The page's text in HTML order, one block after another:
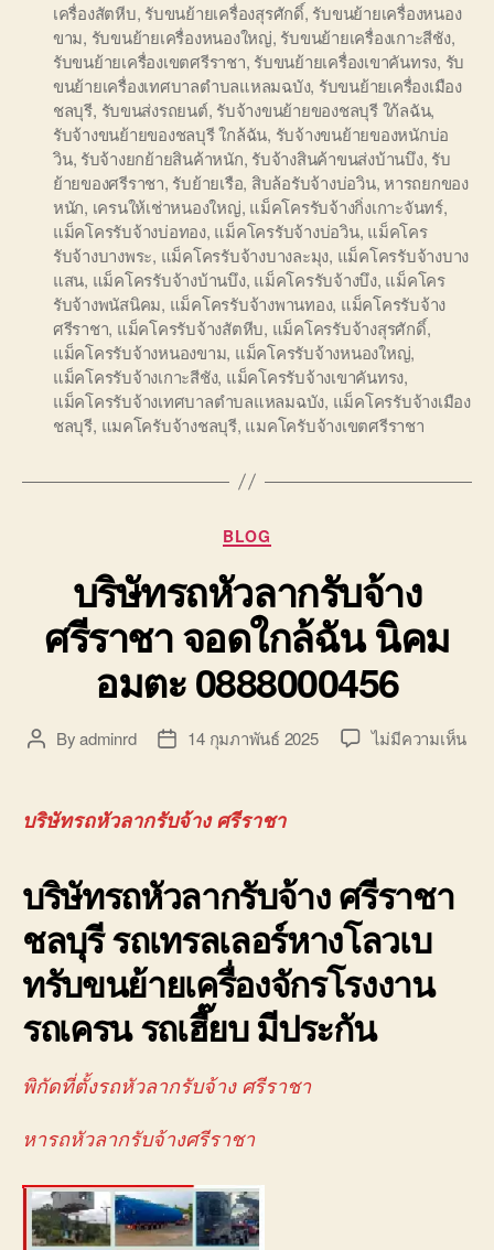
เครื่องสัตหีบ, รับขนย้ายเครื่องสุรศักดิ์, รับขนย้ายเครื่องหนอง
ขาม, รับขนย้ายเครื่องหนองใหญ่, รับขนย้ายเครื่องเกาะสีชัง,
รับขนย้ายเครื่องเขตศรีราชา, รับขนย้ายเครื่องเขาคันทรง, รับ
ขนย้ายเครื่องเทศบาลตำบลแหลมฉบัง, รับขนย้ายเครื่องเมือง
ชลบุรี, รับขนส่งรถยนต์, รับจ้างขนย้ายของชลบุรี ใก้ลฉัน,
รับจ้างขนย้ายของชลบุรี ใกล้ฉัน, รับจ้างขนย้ายของหนักบ่อ
วิน, รับจ้างยกย้ายสินค้าหนัก, รับจ้างสินค้าขนส่งบ้านบึง, รับ
ย้ายของศรีราชา, รับย้ายเรือ, สิบล้อรับจ้างบ่อวิน,หารถยกของ
หนัก, เครนให้เช่าหนองใหญ่, แม็คโครรับจ้างกิ่งเกาะจันทร์,
แม็คโครรับจ้างบ่อทอง, แม็คโครรับจ้างบ่อวิน, แม็คโคร
รับจ้างบางพระ, แม็คโครรับจ้างบางละมุง, แม็คโครรับจ้างบาง
แสน, แม็คโครรับจ้างบ้านบึง, แม็คโครรับจ้างบึง, แม็คโคร
รับจ้างพนัสนิคม, แม็คโครรับจ้างพานทอง, แม็คโครรับจ้าง
ศรีราชา, แม็คโครรับจ้างสัตหีบ, แม็คโครรับจ้างสุรศักดิ์,
แม็คโครรับจ้างหนองขาม, แม็คโครรับจ้างหนองใหญ่,
แม็คโครรับจ้างเกาะสีชัง, แม็คโครรับจ้างเขาคันทรง,
แม็คโครรับจ้างเทศบาลตำบลแหลมฉบัง, แม็คโครรับจ้างเมือง
ชลบุรี, แมคโครับจ้างชลบุรี, แมคโครับจ้างเขตศรีราชา
Categories
BLOG
บริษัทรถหัวลากรับจ้าง
ศรีราชา จอดใกล้ฉัน นิคม
อมตะ 0888000456
PostByadminrd
Post14 กุมภาพันธ์ 2025 ไม่มีความเห็นบน
บริษัทรถหัวลากรับจ้าง ศรีราชา
บริษัทรถหัวลากรับจ้าง ศรีราชา
ชลบุรี รถเทรลเลอร์หางโลวเบ
ทรับขนย้ายเครื่องจักรโรงงาน
รถเครน รถเฮี๊ยบ มีประกัน
พิกัดที่ตั้งรถหัวลากรับจ้าง ศรีราชา
หารถหัวลากรับจ้างศรีราชา